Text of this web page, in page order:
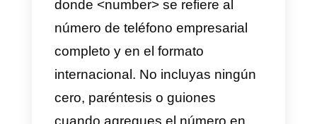
posibilidad de que tu público de
referencia pueda contactarte sin
dificultad a través de WhatsApp,
para estoserá necesario crear